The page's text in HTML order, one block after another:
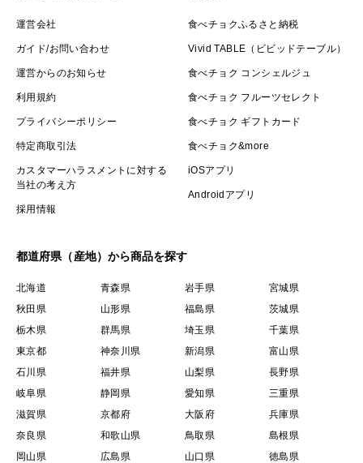
運営会社
ガイド/お問い合わせ
運営からのお知らせ
利用規約
プライバシーポリシー
特定商取引法
カスタマーハラスメントに対する
当社の考え方
採用情報
食べチョクふるさと納税
Vivid TABLE（ビビッドテーブル）
食べチョク コンシェルジュ
食べチョク フルーツセレクト
食べチョク ギフトカード
食べチョク&more
iOSアプリ
Androidアプリ
都道府県（産地）から商品を探す
北海道 青森県 岩手県
宮城県
秋田県
山形県 福島県
茨城県
栃木県
群馬県 埼玉県
千葉県
東京都
神奈川県 新潟県
富山県
石川県
福井県 山梨県
長野県
岐阜県
静岡県 愛知県
三重県
滋賀県
京都府 大阪府
兵庫県
奈良県
和歌山県 鳥取県
島根県
岡山県
広島県 山口県 徳島県